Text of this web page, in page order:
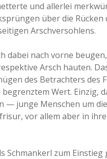
und allerlei
über die
Arschversohlens.
dabei nach vorne
Arsch hauten.
des Betrachters
begrenztem Wert. Einzig,
— junge Menschen um
vor allem aber in
Schmankerl zum